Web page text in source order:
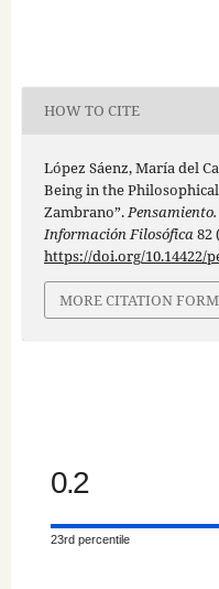
HOW TO CITE
López Sáenz, María del
Being in the
Zambrano”.
Información Filosófica 82
https://doi.org/10.14422/
MORE CITATION
0.2
23rd percentile